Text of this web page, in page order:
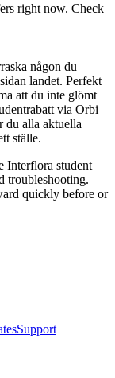
right now. Check
någon du
landet. Perfekt
att du inte glömt
via Orbi
du alla aktuella
ställe.
Interflora student
troubleshooting.
quickly before or
Support